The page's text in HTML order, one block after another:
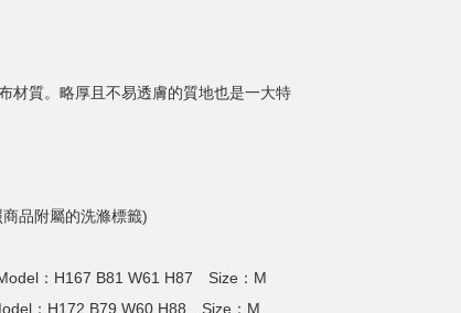
材質。略厚且不易透膚的質地也是一大特
品附屬的洗滌標籤)
：H167 B81 W61 H87 Size：M
：H172 B79 W60 H88 Size：M